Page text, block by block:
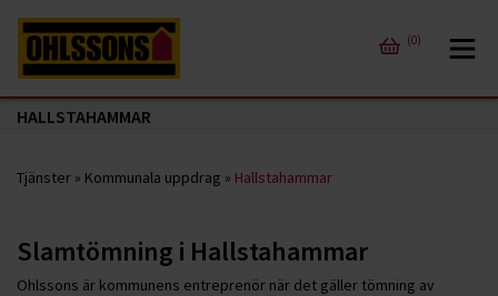
(0)
HALLSTAHAMMAR
Tjänster » Kommunala uppdrag » Hallstahammar
Slamtömning i Hallstahammar
Ohlssons är kommunens entreprenör när det gäller tömning av